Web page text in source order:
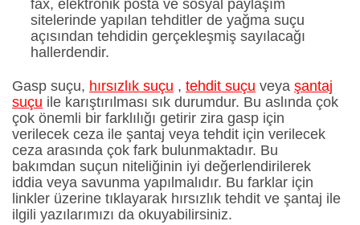
fax, elektronik posta ve sosyal paylaşım
sitelerinde yapılan tehditler de yağma suçu
açısından tehdidin gerçekleşmiş sayılacağı
hallerdendir.
Gasp suçu, hırsızlık suçu , tehdit suçu veya şantaj
suçu ile karıştırılması sık durumdur. Bu aslında çok
çok önemli bir farklılığı getirir zira gasp için
verilecek ceza ile şantaj veya tehdit için verilecek
ceza arasında çok fark bulunmaktadır. Bu
bakımdan suçun niteliğinin iyi değerlendirilerek
iddia veya savunma yapılmalıdır. Bu farklar için
linkler üzerine tıklayarak hırsızlık tehdit ve şantaj ile
ilgili yazılarımızı da okuyabilirsiniz.